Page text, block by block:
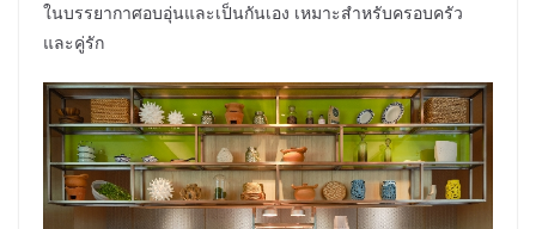
ในบรรยากาศอบอุ่นและเป็นกันเอง เหมาะสำหรับครอบครัว
และคู่รัก